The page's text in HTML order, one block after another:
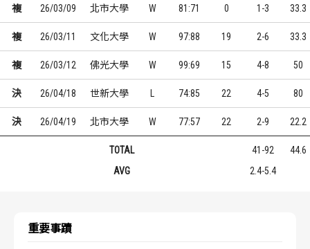
複 26/03/09 北市大學 W 81:71 0 1-3 33.3
複 26/03/11 文化大學 W 97:88 19 2-6 33.3
複 26/03/12 佛光大學 W 99:69 15 4-8 50
決 26/04/18 世新大學 74:85 22 4-5 80
決 26/04/19 北市大學 W 77:57 22 2-9 22.2
TOTAL 41-92
44.6
AVG
2.4-5.4
重要事蹟